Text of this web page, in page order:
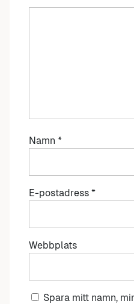
Namn *
E-postadress *
Webbplats
Spara mitt namn,